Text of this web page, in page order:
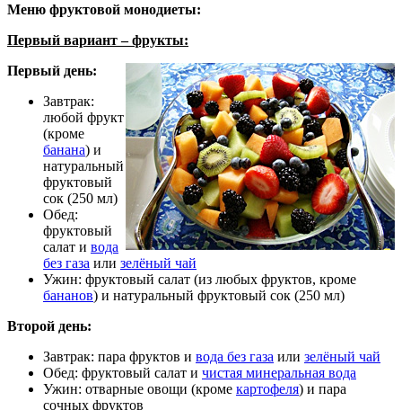
Меню фруктовой монодиеты:
Первый вариант – фрукты:
Первый день:
Завтрак:
любой фрукт
(кроме
банана) и
натуральный
фруктовый
сок (250 мл)
Обед:
фруктовый
салат и вода
без газа или зелёный чай
Ужин: фруктовый салат (из любых фруктов, кроме
бананов) и натуральный фруктовый сок (250 мл)
Второй день:
Завтрак: пара фруктов и вода без газа или зелёный чай
Обед: фруктовый салат и чистая минеральная вода
Ужин: отварные овощи (кроме картофеля) и пара
сочных фруктов